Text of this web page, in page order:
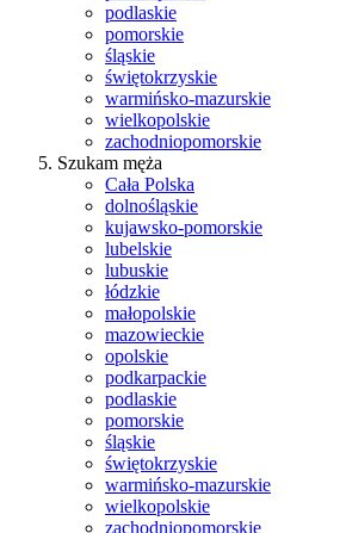
podlaskie
pomorskie
śląskie
świętokrzyskie
warmińsko-mazurskie
wielkopolskie
zachodniopomorskie
Szukam męża
Cała Polska
dolnośląskie
kujawsko-pomorskie
lubelskie
lubuskie
łódzkie
małopolskie
mazowieckie
opolskie
podkarpackie
podlaskie
pomorskie
śląskie
świętokrzyskie
warmińsko-mazurskie
wielkopolskie
zachodniopomorskie